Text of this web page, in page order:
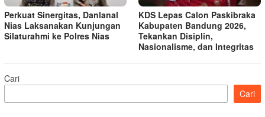
Perkuat Sinergitas, Danlanal
Nias Laksanakan Kunjungan
Silaturahmi ke Polres Nias
KDS Lepas Calon Paskibraka
Kabupaten Bandung 2026,
Tekankan Disiplin,
Nasionalisme, dan Integritas
Cari
Cari